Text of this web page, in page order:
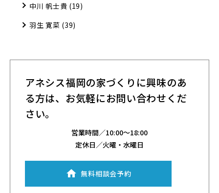
中川 帆士貴 (19)
羽生 寛菜 (39)
アネシス福岡の家づくりに興味のあ
る方は、 お気軽にお問い合わせくだ
さい。
営業時間／10:00～18:00
定休日／火曜・水曜日
無料相談会予約